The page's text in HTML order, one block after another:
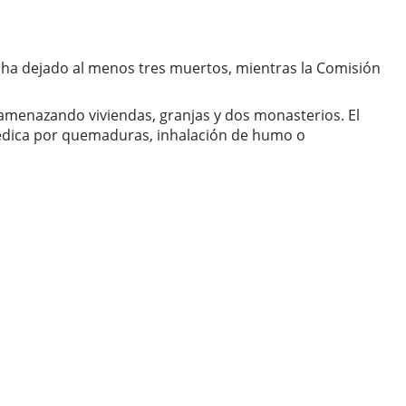
dejado al menos tres muertos, mientras la Comisión
viviendas, granjas y dos monasterios. El
por quemaduras, inhalación de humo o